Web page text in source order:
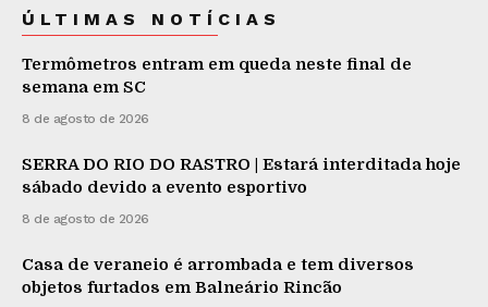
ÚLTIMAS NOTÍCIAS
Termômetros entram em queda neste final de
semana em SC
8 de agosto de 2026
SERRA DO RIO DO RASTRO | Estará interditada hoje
sábado devido a evento esportivo
8 de agosto de 2026
Casa de veraneio é arrombada e tem diversos
objetos furtados em Balneário Rincão